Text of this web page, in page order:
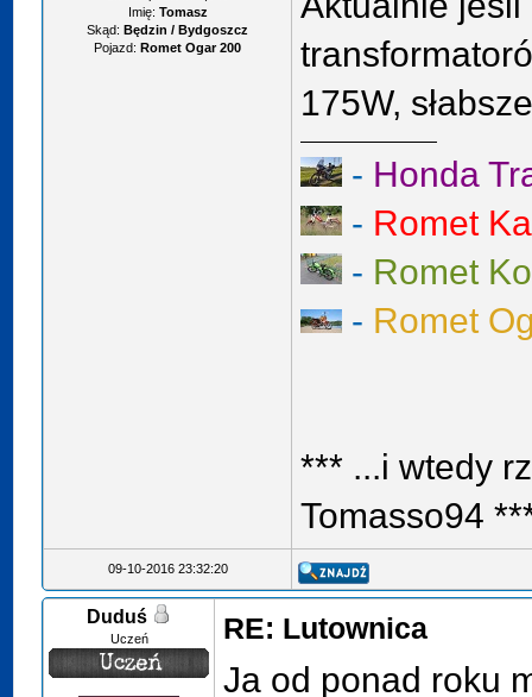
Imię: Tomasz
Skąd: Będzin / Bydgoszcz
Pojazd: Romet Ogar 200
175W,
- Honda
- Romet
- Romet
- Romet
*** ...i wtedy
Tomasso94
09-10-2016 23:32:20
Duduś
Uczeń RE: Lutownica
Ja od ponad roku